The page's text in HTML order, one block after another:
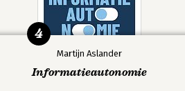
Martijn Aslander
Informatieautonomie
4